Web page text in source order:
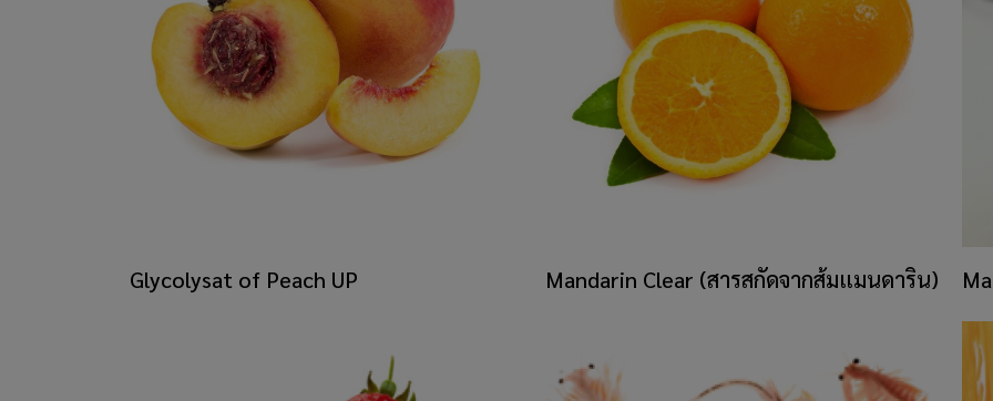
Glycolysat of Peach UP ​Mandarin Clear (สารสกัดจากส้มแมนดาริน)